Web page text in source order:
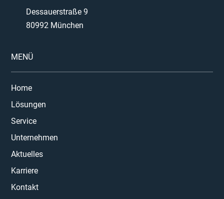
Dessauerstraße 9
80992 München
MENÜ
Home
Lösungen
Service
Unternehmen
Aktuelles
Karriere
Kontakt